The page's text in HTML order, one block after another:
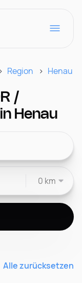
Region Henau
/
Henau
0 km
Alle zurücksetzen